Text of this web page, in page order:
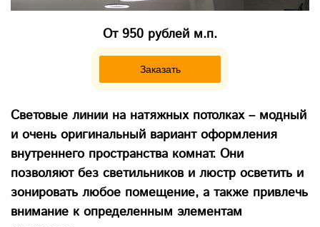
От 950 рублей м.п.
Заказать
Световые линии на натяжных потолках – модный
и очень оригинальный вариант оформления
внутреннего пространства комнат. Они
позволяют без светильников и люстр осветить и
зонировать любое помещение, а также привлечь
внимание к определенным элементам